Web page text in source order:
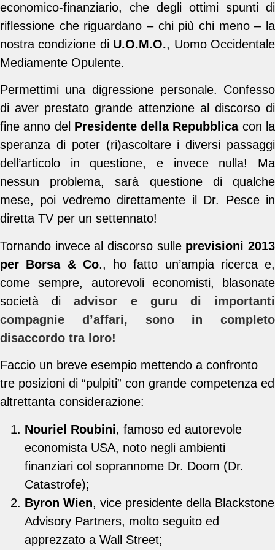
economico-finanziario, che degli ottimi spunti di
riflessione che riguardano – chi più chi meno – la
nostra condizione di U.O.M.O., Uomo Occidentale
Mediamente Opulente.
Permettimi una digressione personale. Confesso
di aver prestato grande attenzione al discorso di
fine anno del Presidente della Repubblicacon la
speranza di poter (ri)ascoltare i diversi passaggi
dell’articolo in questione, e invece nulla! Ma
nessun problema, sarà questione di qualche
mese, poi vedremo direttamente il Dr. Pesce in
diretta TV per un settennato!
Tornando invece al discorso sulle previsioni 2013
per Borsa & Co., ho fatto un’ampia ricerca e,
come sempre, autorevoli economisti, blasonate
società diadvisor e guru di importanti
compagnie d’affari, sono in completo
disaccordo tra loro!
Faccio un breve esempio mettendo a confronto
tre posizioni di “pulpiti” con grande competenza ed
altrettanta considerazione:
Nouriel Roubini, famoso ed autorevole
economista USA, noto negli ambienti
finanziari col soprannome Dr. Doom (Dr.
Catastrofe);
Byron Wien, vice presidente della Blackstone
Advisory Partners, molto seguito ed
apprezzato a Wall Street;